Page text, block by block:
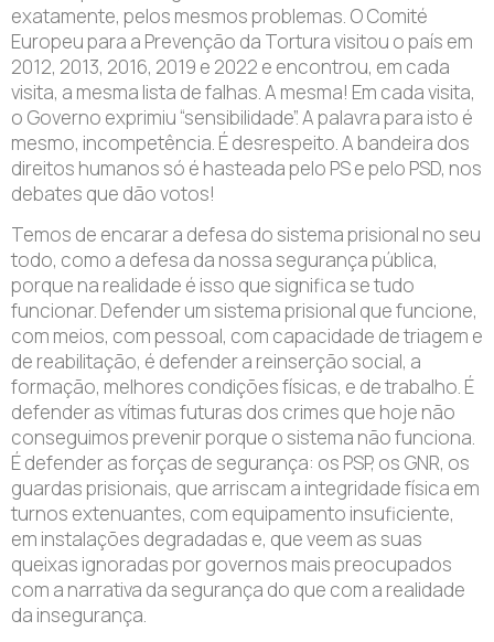
exatamente, pelos mesmos problemas. O Comité
Europeu para a Prevenção da Tortura visitou o país em
2012, 2013, 2016, 2019 e 2022 e encontrou, em cada
visita, a mesma lista de falhas. A mesma! Em cada visita,
o Governo exprimiu “sensibilidade”. A palavra para isto é
mesmo, incompetência. É desrespeito. A bandeira dos
direitos humanos só é hasteada pelo PS e pelo PSD, nos
debates que dão votos!
Temos de encarar a defesa do sistema prisional no seu
todo, como a defesa da nossa segurança pública,
porque na realidade é isso que significa se tudo
funcionar. Defender um sistema prisional que funcione,
com meios, com pessoal, com capacidade de triagem e
de reabilitação, é defender a reinserção social, a
formação, melhores condições físicas, e de trabalho. É
defender as vítimas futuras dos crimes que hoje não
conseguimos prevenir porque o sistema não funciona.
É defender as forças de segurança: os PSP, os GNR, os
guardas prisionais, que arriscam a integridade física em
turnos extenuantes, com equipamento insuficiente,
em instalações degradadas e, que veem as suas
queixas ignoradas por governos mais preocupados
com a narrativa da segurança do que com a realidade
da insegurança.